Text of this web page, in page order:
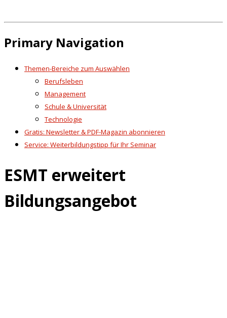
Primary Navigation
Themen-Bereiche zum Auswählen
Berufsleben
Management
Schule & Universität
Technologie
Gratis: Newsletter & PDF-Magazin abonnieren
Service: Weiterbildungstipp für Ihr Seminar
ESMT erweitert
Bildungsangebot